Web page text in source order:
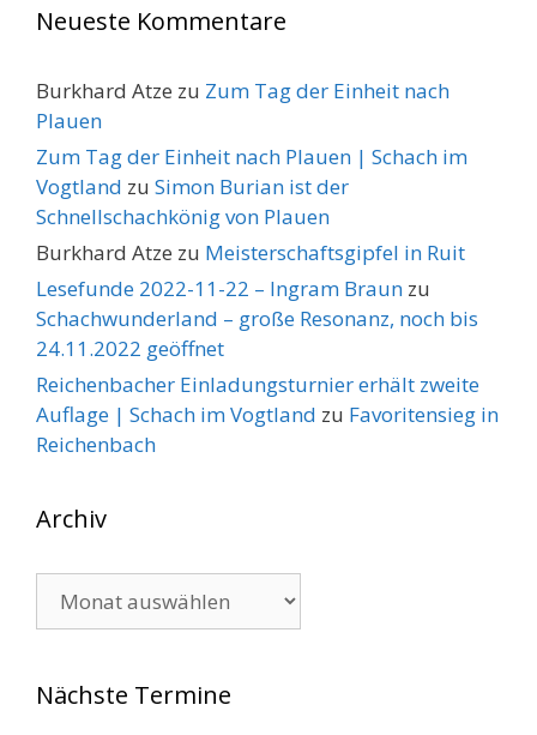
Neueste Kommentare
Burkhard Atze zu Zum Tag der Einheit nach
Plauen
Zum Tag der Einheit nach Plauen | Schach im
Vogtland zu Simon Burian ist der
Schnellschachkönig von Plauen
Burkhard Atze zu Meisterschaftsgipfel in Ruit
Lesefunde 2022-11-22 – Ingram Braun zu
Schachwunderland – große Resonanz, noch bis
24.11.2022 geöffnet
Reichenbacher Einladungsturnier erhält zweite
Auflage | Schach im Vogtland zu Favoritensieg in
Reichenbach
Archiv
Nächste Termine